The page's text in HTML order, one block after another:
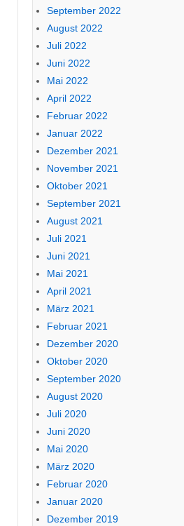
September 2022
August 2022
Juli 2022
Juni 2022
Mai 2022
April 2022
Februar 2022
Januar 2022
Dezember 2021
November 2021
Oktober 2021
September 2021
August 2021
Juli 2021
Juni 2021
Mai 2021
April 2021
März 2021
Februar 2021
Dezember 2020
Oktober 2020
September 2020
August 2020
Juli 2020
Juni 2020
Mai 2020
März 2020
Februar 2020
Januar 2020
Dezember 2019